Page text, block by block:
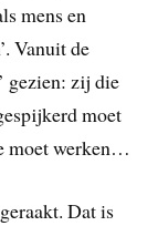
mens en
Vanuit de
gezien: zij die
moet
moet werken…
Dat is